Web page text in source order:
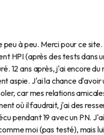
à peu. Merci pour ce
HPI (après des tests dans
12 ans après, j'ai encore
aspie. J'ai la chance
car mes relations
où il faudrait, j'ai des
pendant 19 avec un PN.
moi (pas testé), mais